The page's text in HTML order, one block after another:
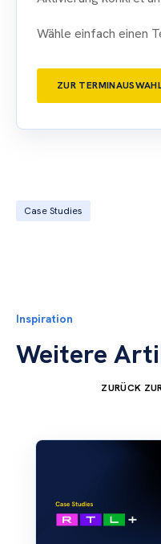
Wähle einfach einen
ZUR
Case Studies
Inspiration
Weitere
ZURÜCK